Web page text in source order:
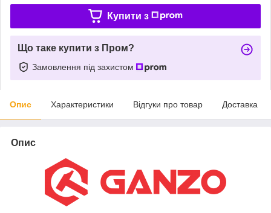
Купити з
Що таке купити з Пром?
Замовлення під захистом
Опис Характеристики Відгуки про товар Доставка
Опис